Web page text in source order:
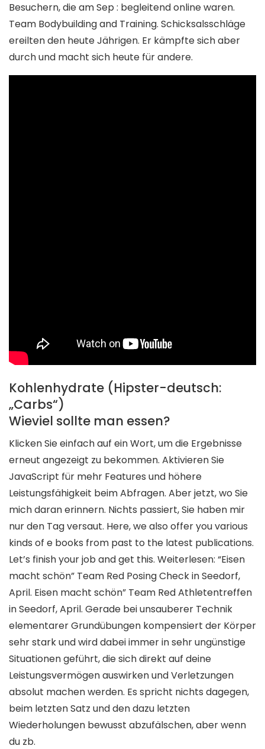
Besuchern, die am Sep : begleitend online waren.
Team Bodybuilding and Training. Schicksalsschläge
ereilten den heute Jährigen. Er kämpfte sich aber
durch und macht sich heute für andere.
Kohlenhydrate (Hipster-deutsch:
„Carbs“)
Wieviel sollte man essen?
Klicken Sie einfach auf ein Wort, um die Ergebnisse
erneut angezeigt zu bekommen. Aktivieren Sie
JavaScript für mehr Features und höhere
Leistungsfähigkeit beim Abfragen. Aber jetzt, wo Sie
mich daran erinnern. Nichts passiert, Sie haben mir
nur den Tag versaut. Here, we also offer you various
kinds of e books from past to the latest publications.
Let’s finish your job and get this. Weiterlesen: “Eisen
macht schön” Team Red Posing Check in Seedorf,
April. Eisen macht schön” Team Red Athletentreffen
in Seedorf, April. Gerade bei unsauberer Technik
elementarer Grundübungen kompensiert der Körper
sehr stark und wird dabei immer in sehr ungünstige
Situationen geführt, die sich direkt auf deine
Leistungsvermögen auswirken und Verletzungen
absolut machen werden. Es spricht nichts dagegen,
beim letzten Satz und den dazu letzten
Wiederholungen bewusst abzufälschen, aber wenn
du zb.